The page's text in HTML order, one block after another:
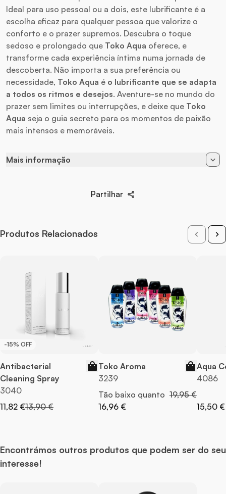
Ideal para uso pessoal ou a dois, este lubrificante é a
escolha eficaz para qualquer pessoa que valorize o
conforto e o prazer supremos. Descubra o toque
sedoso e prolongado que Toko Aqua oferece, e
transforme cada experiência íntima numa jornada de
descoberta. Não importa a sua preferência ou
necessidade, Toko Aqua é o lubrificante que se adapta
a todos os ritmos e desejos. Aventure-se no mundo do
prazer sem limites ou interrupções, e deixe que Toko
Aqua seja o guia secreto para os momentos de paixão
mais intensos e memoráveis.
Mais informação
697309062008
Tipo de lubrificante
Partilhar
Produtos Relacionados
-15% OFF
Antibacterial
Cleaning Spray
3040
Preço Especial
11,82 €Preço Normal
13,90 €
Toko Aroma
3239
Tão baixo quanto
16,96 €
Preço Normal
19,95 €
Aqua
4086
15,50 €
Encontrámos outros produtos que podem ser do seu
interesse!